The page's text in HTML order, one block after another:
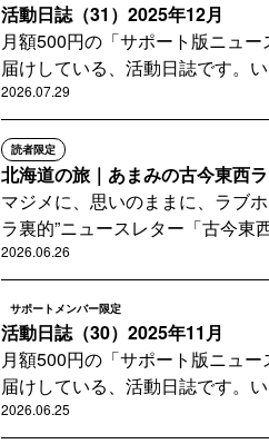
活動日誌（31）2025年12月
月額500円の「サポート版ニュ
届けしている、活動日誌です。
2026.07.29
読者限定
北海道の旅｜あまみの古今東西
マジメに、思いのままに、ラブ
ラ裏的”ニュースレター「古今東
2026.06.26
サポートメンバー限定
活動日誌（30）2025年11月
月額500円の「サポート版ニュ
届けしている、活動日誌です。
2026.06.25